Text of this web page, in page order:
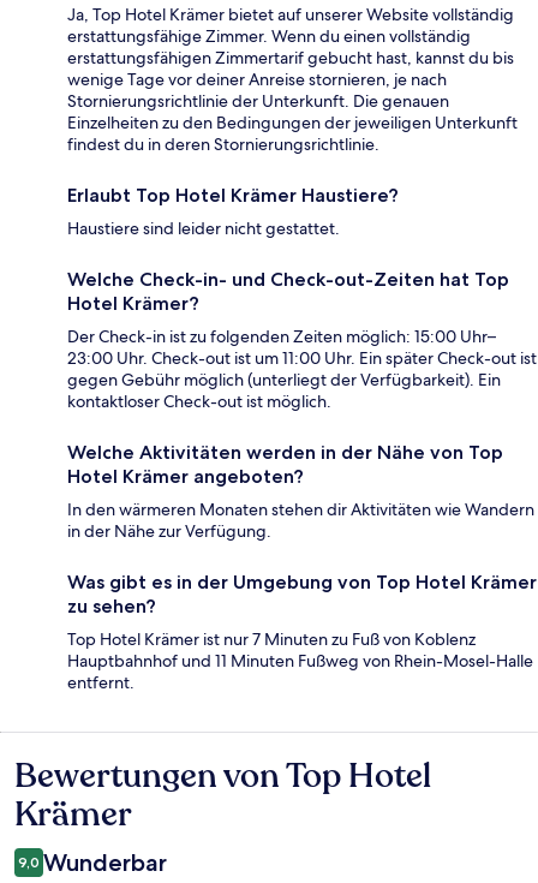
Ja, Top Hotel Krämer bietet auf unserer Website vollständig
erstattungsfähige Zimmer. Wenn du einen vollständig
erstattungsfähigen Zimmertarif gebucht hast, kannst du bis
wenige Tage vor deiner Anreise stornieren, je nach
Stornierungsrichtlinie der Unterkunft. Die genauen
Einzelheiten zu den Bedingungen der jeweiligen Unterkunft
findest du in deren Stornierungsrichtlinie.
Erlaubt Top Hotel Krämer Haustiere?
Haustiere sind leider nicht gestattet.
Welche Check-in- und Check-out-Zeiten hat Top
Hotel Krämer?
Der Check-in ist zu folgenden Zeiten möglich: 15:00 Uhr–
23:00 Uhr. Check-out ist um 11:00 Uhr. Ein später Check-out ist
gegen Gebühr möglich (unterliegt der Verfügbarkeit). Ein
kontaktloser Check-out ist möglich.
Welche Aktivitäten werden in der Nähe von Top
Hotel Krämer angeboten?
In den wärmeren Monaten stehen dir Aktivitäten wie Wandern
in der Nähe zur Verfügung.
Was gibt es in der Umgebung von Top Hotel Krämer
zu sehen?
Top Hotel Krämer ist nur 7 Minuten zu Fuß von Koblenz
Hauptbahnhof und 11 Minuten Fußweg von Rhein-Mosel-Halle
entfernt.
Bewertungen
Bewertungen von Top Hotel
Krämer
9,0 Wunderbar